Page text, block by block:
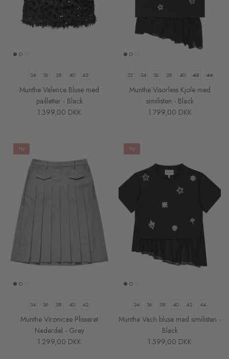
34 36 38 40 42
Munthe Valence Bluse med
pailletter - Black
1.399,00 DKK
32 34 36 38 40 42 44
Munthe Visorless Kjole med
similisten - Black
1.799,00 DKK
Ny
34 36 38 40 42
Munthe Vironicae Plisseret
Nederdel - Grey
1.299,00 DKK
Ny
34 36 38 40 42 44
Munthe Vach bluse med similisten -
Black
1.599,00 DKK